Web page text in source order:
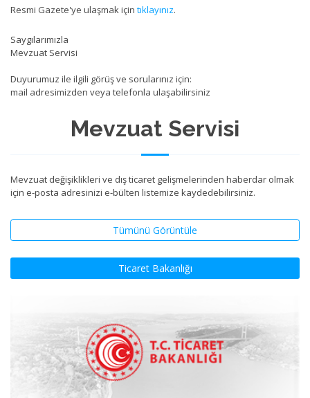
Mevzuat Servisi
Mevzuat değişiklikleri ve dış ticaret gelişmelerinden haberdar olmak
için e-posta adresinizi e-bülten listemize kaydedebilirsiniz.
Tümünü Görüntüle
Ticaret Bakanlığı
Resmi Gazete'ye ulaşmak için tıklayınız.
Saygılarımızla
Mevzuat Servisi
Duyurumuz ile ilgili görüş ve sorularınız için:
mail adresimizden veya telefonla ulaşabilirsiniz